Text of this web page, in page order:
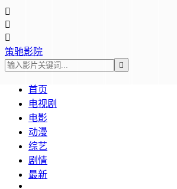



策驰影院

首页
电视剧
电影
动漫
综艺
剧情
最新